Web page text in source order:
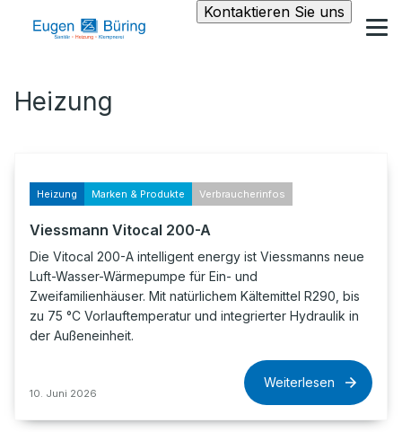
Kontaktieren Sie uns
Heizung
Heizung Marken & Produkte Verbraucherinfos
Viessmann Vitocal 200-A
Die Vitocal 200-A intelligent energy ist Viessmanns neue
Luft-Wasser-Wärmepumpe für Ein- und
Zweifamilienhäuser. Mit natürlichem Kältemittel R290, bis
zu 75 °C Vorlauftemperatur und integrierter Hydraulik in
der Außeneinheit.
10. Juni 2026
Weiterlesen